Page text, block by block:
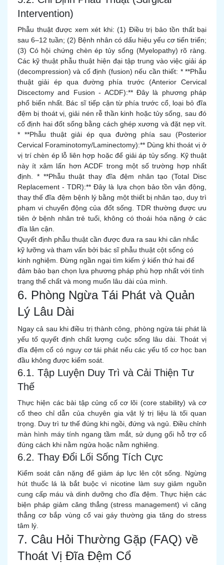
Intervention)
Phẫu thuật được xem xét khi: (1) Điều trị bảo tồn thất bại
sau 6–12 tuần; (2) Bệnh nhân có dấu hiệu yếu cơ tiến triển;
(3) Có hội chứng chèn ép tủy sống (Myelopathy) rõ ràng.
Các kỹ thuật phẫu thuật hiện đại tập trung vào việc giải áp
(decompression) và cố định (fusion) nếu cần thiết: * **Phẫu
thuật giải ép qua đường phía trước (Anterior Cervical
Discectomy and Fusion - ACDF):** Đây là phương pháp
phổ biến nhất. Bác sĩ tiếp cận từ phía trước cổ, loại bỏ đĩa
đệm bị thoát vị, giải nén rễ thần kinh hoặc tủy sống, sau đó
cố định hai đốt sống bằng cách ghép xương và đặt nẹp vít.
* **Phẫu thuật giải ép qua đường phía sau (Posterior
Cervical Foraminotomy/Laminectomy):** Dùng khi thoát vị ở
vị trí chèn ép lỗ liên hợp hoặc để giải áp tủy sống. Kỹ thuật
này ít xâm lấn hơn ACDF trong một số trường hợp nhất
định. * **Phẫu thuật thay đĩa đệm nhân tạo (Total Disc
Replacement - TDR):** Đây là lựa chọn bảo tồn vận động,
thay thế đĩa đệm bệnh lý bằng một thiết bị nhân tạo, duy trì
phạm vi chuyển động của đốt sống. TDR thường được ưu
tiên ở bệnh nhân trẻ tuổi, không có thoái hóa nặng ở các
đĩa lân cận.
Quyết định phẫu thuật cần được đưa ra sau khi cân nhắc
kỹ lưỡng và tham vấn bởi bác sĩ phẫu thuật cột sống có
kinh nghiệm. Đừng ngần ngại tìm kiếm ý kiến thứ hai để
đảm bảo bạn chọn lựa phương pháp phù hợp nhất với tình
trạng thể chất và mong muốn lâu dài của mình.
6. Phòng Ngừa Tái Phát và Quản
Lý Lâu Dài
Ngay cả sau khi điều trị thành công, phòng ngừa tái phát là
yếu tố quyết định chất lượng cuộc sống lâu dài. Thoát vị
đĩa đệm cổ có nguy cơ tái phát nếu các yếu tố cơ học ban
đầu không được kiểm soát.
6.1. Tập Luyện Duy Trì và Cải Thiện Tư
Thế
Thực hiện các bài tập củng cố cơ lõi (core stability) và cơ
cổ theo chỉ dẫn của chuyên gia vật lý trị liệu là tối quan
trọng. Duy trì tư thế đúng khi ngồi, đứng và ngủ. Điều chỉnh
màn hình máy tính ngang tầm mắt, sử dụng gối hỗ trợ cổ
đúng cách khi nằm ngửa hoặc nằm nghiêng.
6.2. Thay Đổi Lối Sống Tích Cực
Kiểm soát cân nặng để giảm áp lực lên cột sống. Ngừng
hút thuốc lá là bắt buộc vì nicotine làm suy giảm nguồn
cung cấp máu và dinh dưỡng cho đĩa đệm. Thực hiện các
biện pháp giảm căng thẳng (stress management) vì căng
thẳng cơ bắp vùng cổ vai gáy thường gia tăng do stress
tâm lý.
7. Câu Hỏi Thường Gặp (FAQ) về
Thoát Vị Đĩa Đệm Cổ